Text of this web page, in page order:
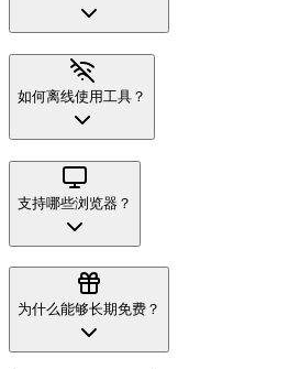
如何离线使用工具？
支持哪些浏览器？
为什么能够长期免费？